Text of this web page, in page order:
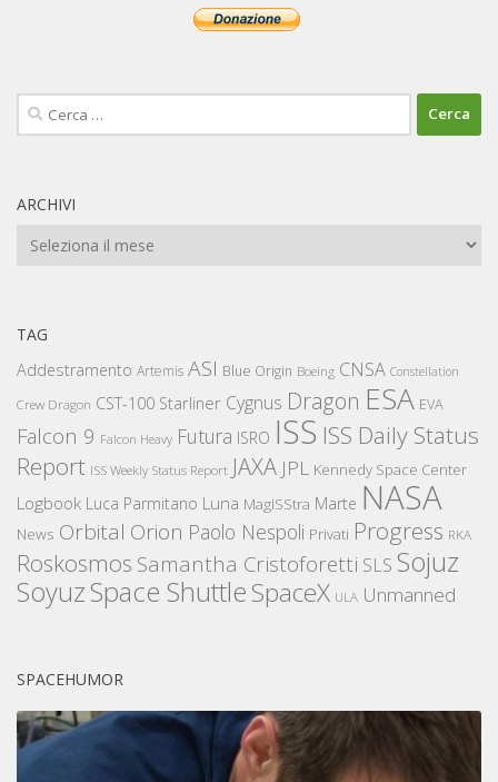
Ricerca
per:
ARCHIVI
Archivi
TAG
Addestramento Artemis ASI Blue Origin Boeing CNSA Constellation
Crew Dragon CST-100 Starliner Cygnus Dragon ESA EVA
Falcon 9 Falcon Heavy Futura ISRO ISS ISS Daily Status
Report ISS Weekly Status Report JAXA JPL Kennedy Space Center
Logbook Luca Parmitano Luna MagISStra Marte NASA
News Orbital Orion Paolo Nespoli Privati Progress RKA
Roskosmos Samantha Cristoforetti SLS Sojuz
SoyuzSpace ShuttleSpaceX ULA Unmanned
SPACEHUMOR